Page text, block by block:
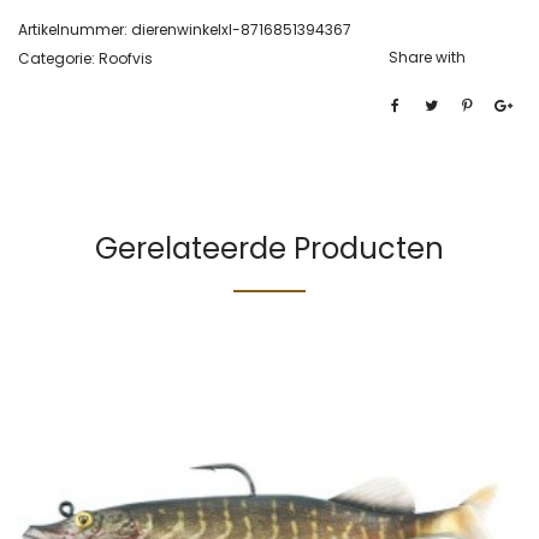
Artikelnummer: dierenwinkelxl-8716851394367
Categorie: Roofvis Share with
Gerelateerde Producten